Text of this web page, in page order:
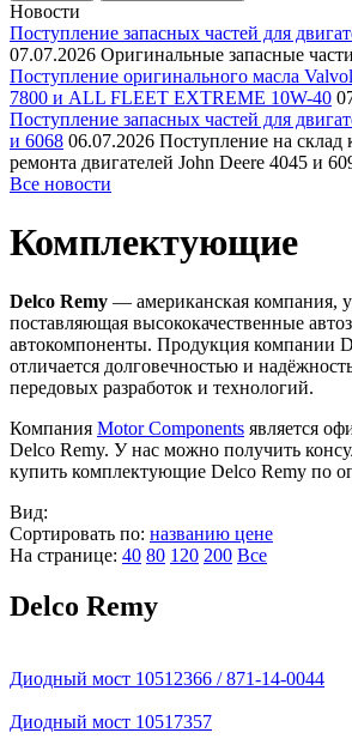
Новости
Поступление запасных частей для
07.07.2026 Оригинальные запасные
Поступление оригинального масла
7800 и ALL FLEET EXTREME 10W-40
Поступление запасных частей для
и 6068 06.07.2026 Поступление на склад
ремонта двигателей John Deere 4045 и
Все новости
Комплектующие
Delco Remy — американская компания,
поставляющая высококачественные
автокомпоненты. Продукция компании
отличается долговечностью и
передовых разработок и технологий.
Компания Motor Components является
Delco Remy. У нас можно получить
купить комплектующие Delco Remy по
Вид:
Сортировать по: названию цене
На странице: 40 80 120 200 Все
Delco Remy
Диодный мост 10512366 / 871-14-0044
Диодный мост 10517357